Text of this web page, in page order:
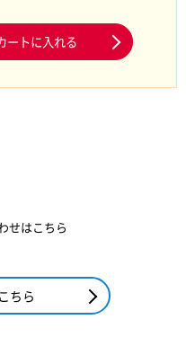
ートに入れる
せはこちら
ちら